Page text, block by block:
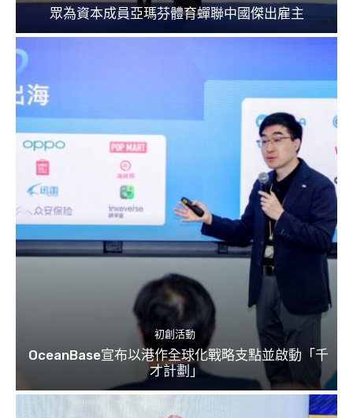
眾為資本成員亞瑪芬體育蟬聯中國傑出雇主
初創活動
OceanBase宣布以港作全球化戰略支點並啟動「千
才計劃」